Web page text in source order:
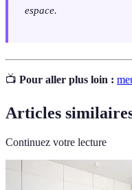
espace.
📺 Pour aller plus loin :
Articles
Continuez votre lecture